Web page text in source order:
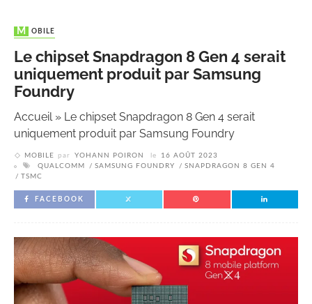
MOBILE
Le chipset Snapdragon 8 Gen 4 serait
uniquement produit par Samsung
Foundry
Accueil» Le chipset Snapdragon 8 Gen 4 serait
uniquement produit par Samsung Foundry
MOBILE par YOHANN POIRON le
16 AOÛT 2023
QUALCOMM
SAMSUNG FOUNDRY
SNAPDRAGON 8 GEN 4
TSMC
FACEBOOK